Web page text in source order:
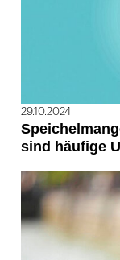
29.10.2024
sind häufige